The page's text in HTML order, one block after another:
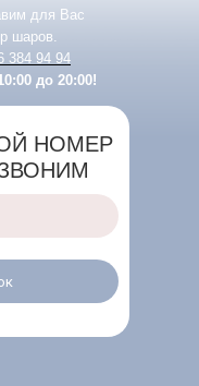
для Вас
шаров.
384 94 94
до 20:00!
НОМЕР